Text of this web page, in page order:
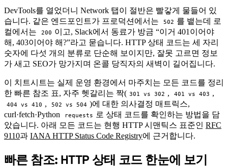
DevTools를 열었더니 Network 탭이 절반은 빨갛게 물들어 있
습니다. 같은 엔드포인트가 프로덕션에서는
502 를 뱉는데 로
컬에서는
200 이고, Slack에서 동료가 방금 “이거 401이어야
해, 403이어야 해?”라고 묻습니다. HTTP 상태 코드는 세 자리
숫자에 다섯 개의 분류로 단순해 보이지만, 잘못 고르면 정보
가 새고 SEO가 망가지며 온콜 당직자의 새벽이 길어집니다.
이 치트시트는 실제 운영 환경에서 마주치는 모든 코드를 정리
한 빠른 참조 표, 자주 헷갈리는 짝( 301 vs 302 , 401 vs 403 ,
404 vs 410 , 502 vs 504 )에 대한 의사결정 매트릭스,
curl·fetch·Python
requests
로 상태 코드를 확인하는 방법을 담
았습니다. 아래 모든 코드는 현행 HTTP 시맨틱스 표준인 RFC
9110과 IANA HTTP Status Code Registry에 근거합니다.
#
빠른 참조: HTTP 상태 코드 한눈에 보기